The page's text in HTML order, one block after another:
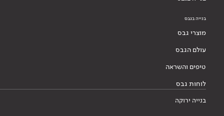
בנייה בגבס
מוצרי גבס
עולם הגבס
טיפים והשראה
לוחות גבס
בנייה ירוקה